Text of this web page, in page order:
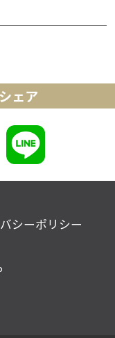
ェア
シーポリシー